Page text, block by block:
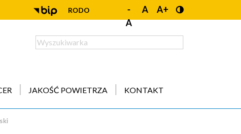
RODO
-
A
A A+
JAKOŚĆ POWIETRZA KONTAKT